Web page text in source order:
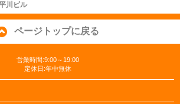
川ビル
ページトップに戻る
営業時間:9:00～19:00
定休日:年中無休